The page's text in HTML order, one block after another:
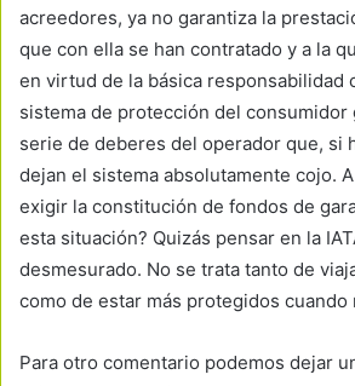
acreedores, ya no garantiza la
que con ella se han contratado y a la
en virtud de la básica responsabilidad
sistema de protección del consumidor
serie de deberes del operador que, si
dejan el sistema absolutamente cojo.
exigir la constitución de fondos de
esta situación? Quizás pensar en la
desmesurado. No se trata tanto de
como de estar más protegidos cuando
Para otro comentario podemos dejar